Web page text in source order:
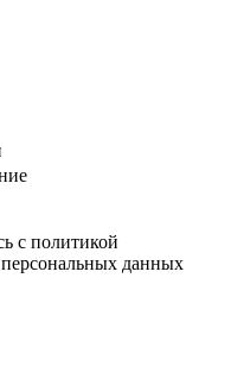
с политикой
данных